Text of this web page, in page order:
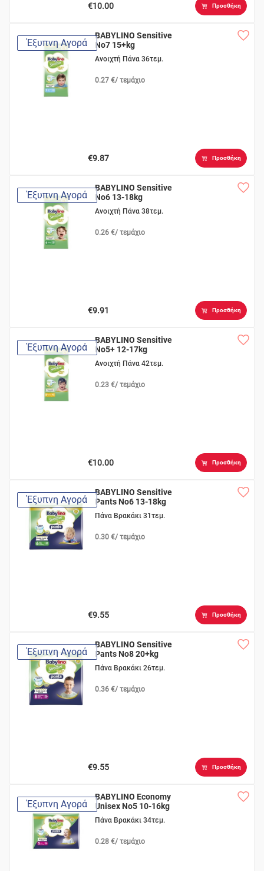
€10.00 Προσθήκη
Έξυπνη Αγορά
BABYLINO Sensitive
No7 15+kg
Ανοιχτή Πάνα 36τεμ.
0.27 €/ τεμάχιο
€9.87 Προσθήκη
Έξυπνη Αγορά
BABYLINO Sensitive
No6 13-18kg
Ανοιχτή Πάνα 38τεμ.
0.26 €/ τεμάχιο
€9.91 Προσθήκη
Έξυπνη Αγορά
BABYLINO Sensitive
No5+ 12-17kg
Ανοιχτή Πάνα 42τεμ.
0.23 €/ τεμάχιο
€10.00 Προσθήκη
Έξυπνη Αγορά
BABYLINO Sensitive
Pants No6 13-18kg
Πάνα Βρακάκι 31τεμ.
0.30 €/ τεμάχιο
€9.55 Προσθήκη
Έξυπνη Αγορά
BABYLINO Sensitive
Pants No8 20+kg
Πάνα Βρακάκι 26τεμ.
0.36 €/ τεμάχιο
€9.55 Προσθήκη
Έξυπνη Αγορά
BABYLINO Economy
Unisex No5 10-16kg
Πάνα Βρακάκι 34τεμ.
0.28 €/ τεμάχιο